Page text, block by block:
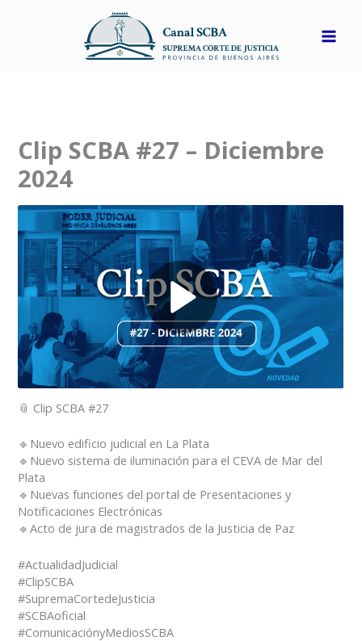
Clip SCBA #27 – Diciembre
2024
📎 Clip SCBA ⁠#27⁠
🔹Nuevo edificio judicial en La Plata
🔹Nuevo sistema de iluminación para el CEVA de Mar del
Plata
🔹Nuevas funciones del portal de Presentaciones y
Notificaciones Electrónicas
🔹Acto de jura de magistrados de la Justicia de Paz
⁠#ActualidadJudicial⁠
⁠#ClipSCBA⁠
⁠#SupremaCortedeJusticia⁠
⁠#SCBAoficial⁠
⁠#ComunicaciónyMediosSCBA